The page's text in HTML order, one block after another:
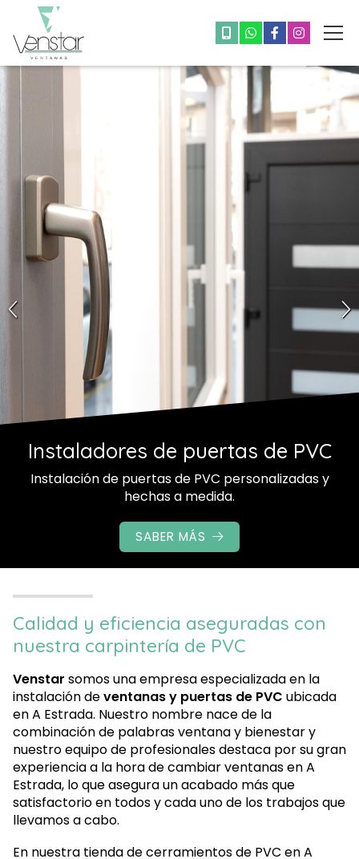
de PVC
y
Calidad y eficiencia aseguradas con
nuestra carpintería de PVC
Venstarsomos una empresa especializada en la
instalación deventanas y puertas de PVC
en A Estrada. Nuestro nombre nace de la
combinación de palabras ventana y bienestar y
nuestro equipo de profesionales destaca por su gran
experiencia a la hora de cambiar ventanas en A
Estrada, lo que asegura un acabado más que
satisfactorio en todos y cada uno de los trabajos que